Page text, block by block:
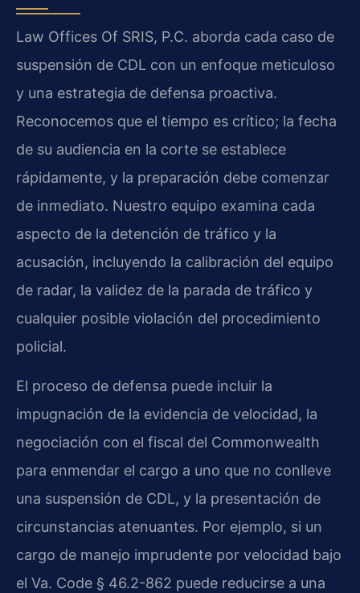
Law Offices Of SRIS, P.C. aborda cada caso de
suspensión de CDL con un enfoque meticuloso
y una estrategia de defensa proactiva.
Reconocemos que el tiempo es crítico; la fecha
de su audiencia en la corte se establece
rápidamente, y la preparación debe comenzar
de inmediato. Nuestro equipo examina cada
aspecto de la detención de tráfico y la
acusación, incluyendo la calibración del equipo
de radar, la validez de la parada de tráfico y
cualquier posible violación del procedimiento
policial.
El proceso de defensa puede incluir la
impugnación de la evidencia de velocidad, la
negociación con el fiscal del Commonwealth
para enmendar el cargo a uno que no conlleve
una suspensión de CDL, y la presentación de
circunstancias atenuantes. Por ejemplo, si un
cargo de manejo imprudente por velocidad bajo
el Va. Code § 46.2-862 puede reducirse a una